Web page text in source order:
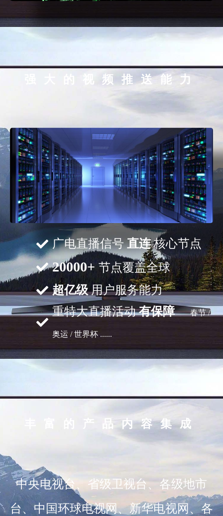
强大的视频推送能力
广电直播信号直连核心节点
20000+节点覆盖全球
超亿级用户服务能力
重特大直播活动有保障 春节 /
奥运 / 世界杯 ......
丰富的产品内容集成
中央电视台、省级卫视台、各级地市
台、中国环球电视网、新华电视网、各